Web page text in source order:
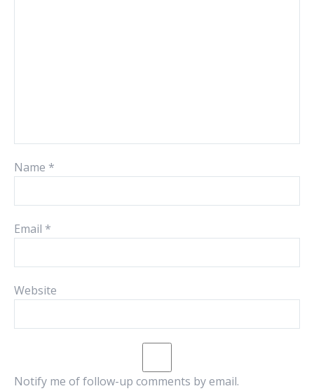
Name *
Email *
Website
Notify me of follow-up comments by email.